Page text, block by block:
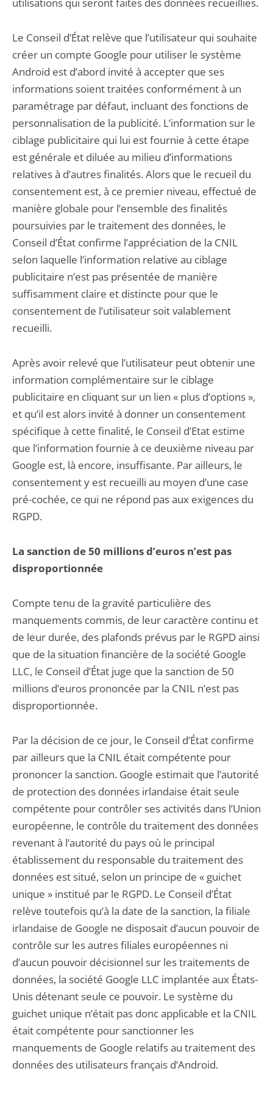
Le Conseil d’État relève que l’utilisateur qui souhaite
créer un compte Google pour utiliser le système
Android est d’abord invité à accepter que ses
informations soient traitées conformément à un
paramétrage par défaut, incluant des fonctions de
personnalisation de la publicité. L’information sur le
ciblage publicitaire qui lui est fournie à cette étape
est générale et diluée au milieu d’informations
relatives à d’autres finalités. Alors que le recueil du
consentement est, à ce premier niveau, effectué de
manière globale pour l’ensemble des finalités
poursuivies par le traitement des données, le
Conseil d’État confirme l’appréciation de la CNIL
selon laquelle l’information relative au ciblage
publicitaire n’est pas présentée de manière
suffisamment claire et distincte pour que le
consentement de l’utilisateur soit valablement
recueilli.
Après avoir relevé que l’utilisateur peut obtenir une
information complémentaire sur le ciblage
publicitaire en cliquant sur un lien « plus d’options »,
et qu’il est alors invité à donner un consentement
spécifique à cette finalité, le Conseil d’Etat estime
que l’information fournie à ce deuxième niveau par
Google est, là encore, insuffisante. Par ailleurs, le
consentement y est recueilli au moyen d’une case
pré-cochée, ce qui ne répond pas aux exigences du
RGPD.
La sanction de 50 millions d’euros n’est pas
disproportionnée
Compte tenu de la gravité particulière des
manquements commis, de leur caractère continu et
de leur durée, des plafonds prévus par le RGPD ainsi
que de la situation financière de la société Google
LLC, le Conseil d’État juge que la sanction de 50
millions d’euros prononcée par la CNIL n’est pas
disproportionnée.
Par la décision de ce jour, le Conseil d’État confirme
par ailleurs que la CNIL était compétente pour
prononcer la sanction. Google estimait que l’autorité
de protection des données irlandaise était seule
compétente pour contrôler ses activités dans l’Union
européenne, le contrôle du traitement des données
revenant à l’autorité du pays où le principal
établissement du responsable du traitement des
données est situé, selon un principe de « guichet
unique » institué par le RGPD. Le Conseil d’État
relève toutefois qu’à la date de la sanction, la filiale
irlandaise de Google ne disposait d’aucun pouvoir de
contrôle sur les autres filiales européennes ni
d’aucun pouvoir décisionnel sur les traitements de
données, la société Google LLC implantée aux États-
Unis détenant seule ce pouvoir. Le système du
guichet unique n’était pas donc applicable et la CNIL
était compétente pour sanctionner les
manquements de Google relatifs au traitement des
données des utilisateurs français d’Android.